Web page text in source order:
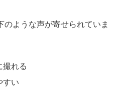
のような声が寄せられていま
撮れる
すい